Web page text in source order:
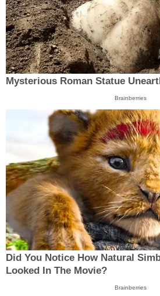
Mysterious Roman Statue
Brainberries
Did You Notice How Natural
Looked In The Movie?
Brainberries